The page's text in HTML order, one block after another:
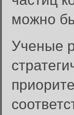
можно
Ученые